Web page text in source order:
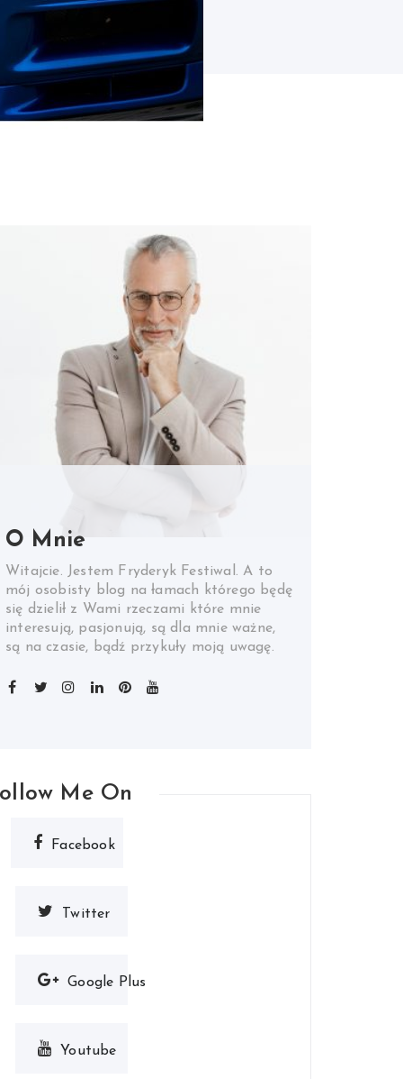
O Mnie
Witajcie. Jestem Fryderyk Festiwal. A to
mój osobisty blog na łamach którego będę
się dzielił z Wami rzeczami które mnie
interesują, pasjonują, są dla mnie ważne,
są na czasie, bądź przykuły moją uwagę.
Me On
Facebook
Twitter
Google Plus
Youtube